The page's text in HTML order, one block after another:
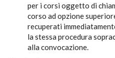
per i corsi oggetto di
corso ad opzione
recuperati
la stessa procedura
alla convocazione.